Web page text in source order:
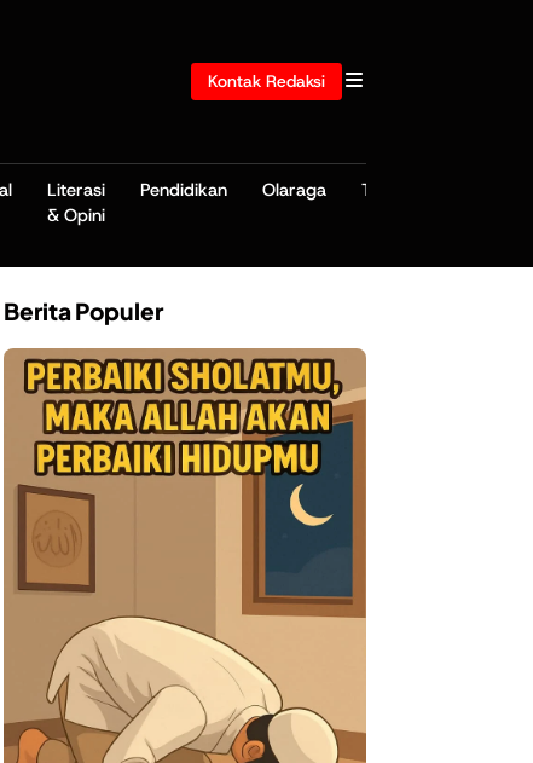
Kontak Redaksi
Literasi
& Opini
Pendidikan Olaraga TNI/POLRI
Berita Populer